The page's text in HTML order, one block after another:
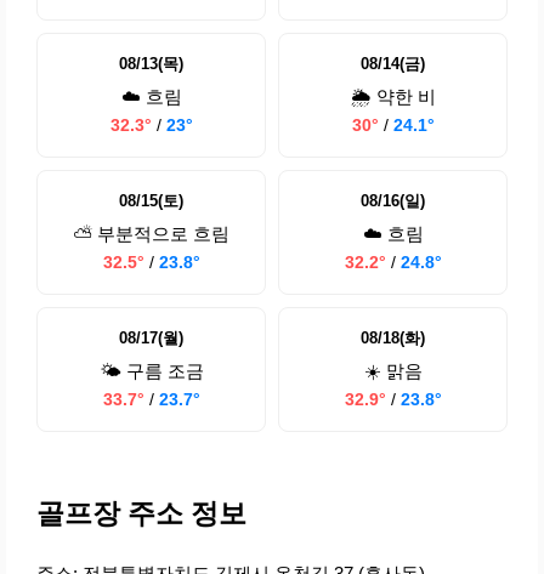
08/13(목)
☁️ 흐림
32.3° / 23°
08/14(금)
🌦️ 약한 비
30° / 24.1°
08/15(토)
⛅ 부분적으로 흐림
32.5° / 23.8°
08/16(일)
☁️ 흐림
32.2° / 24.8°
08/17(월)
🌤️ 구름 조금
33.7° / 23.7°
08/18(화)
☀️ 맑음
32.9° / 23.8°
골프장 주소 정보